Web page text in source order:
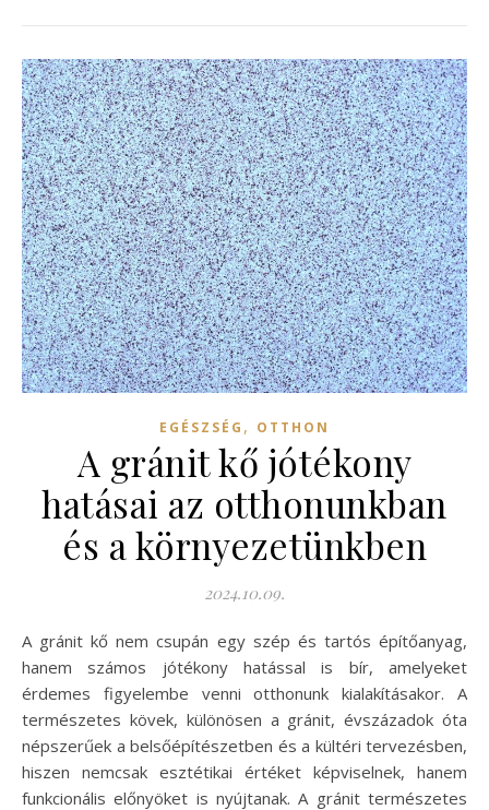
EGÉSZSÉG , OTTHON
A gránit kő jótékony
hatásai az otthonunkban
és a környezetünkben
2024.10.09.
A gránit kő nem csupán egy szép és tartós építőanyag,
hanem számos jótékony hatással is bír, amelyeket
érdemes figyelembe venni otthonunk kialakításakor. A
természetes kövek, különösen a gránit, évszázadok óta
népszerűek a belsőépítészetben és a kültéri tervezésben,
hiszen nemcsak esztétikai értéket képviselnek, hanem
funkcionális előnyöket is nyújtanak. A gránit természetes